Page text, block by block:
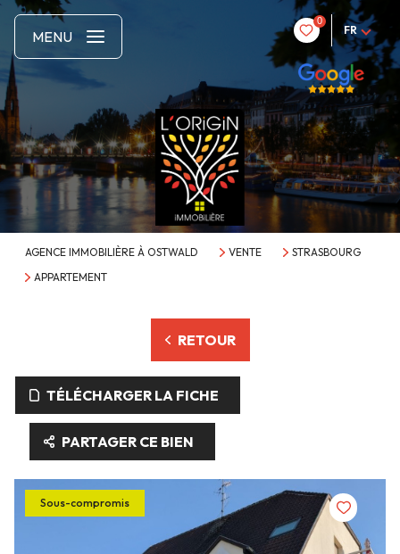
0
FR
MENU
AGENCE IMMOBILIÈRE À OSTWALD VENTE
STRASBOURG
APPARTEMENT
RETOUR
TÉLÉCHARGER LA FICHE
PARTAGER CE BIEN
Sous-compromis